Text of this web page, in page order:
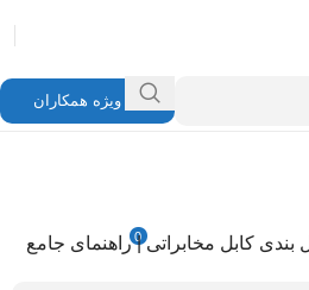
ویژه همکاران
در مهر 5, 1403
0
کابل مخابراتی | راهنمای جامع